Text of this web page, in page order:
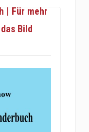
| Für mehr
Bild